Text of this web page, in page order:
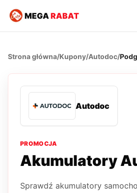
MEGARABAT
Strona główna/Kupony/Autodoc/
Autodoc
PROMOCJA
Akumulatory
Sprawdź akumulatory